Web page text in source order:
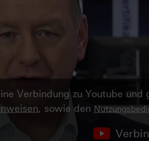
Verbindung zu Youtube
, sowie den